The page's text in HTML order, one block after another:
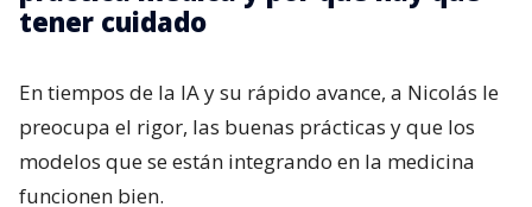
tener cuidado
En tiempos de la IA y su rápido avance, a Nicolás le
preocupa el rigor, las buenas prácticas y que los
modelos que se están integrando en la medicina
funcionen bien.